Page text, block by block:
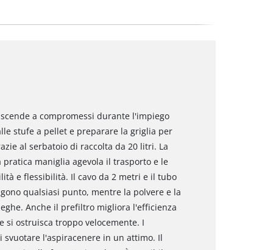
a compromessi durante l'impiego
stufe a pellet e preparare la griglia per
al serbatoio di raccolta da 20 litri. La
maniglia agevola il trasporto e le
e flessibilità. Il cavo da 2 metri e il tubo
qualsiasi punto, mentre la polvere e la
Anche il prefiltro migliora l'efficienza
ostruisca troppo velocemente. I
l'aspiracenere in un attimo. Il